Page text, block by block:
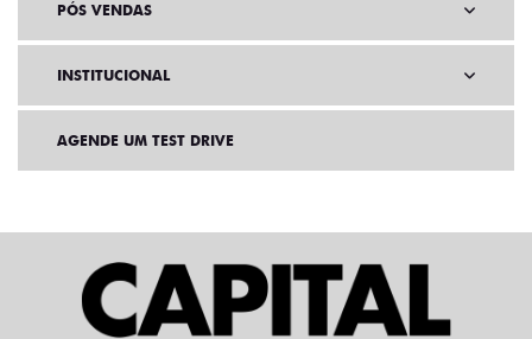
PÓS VENDAS
INSTITUCIONAL
AGENDE UM TEST DRIVE